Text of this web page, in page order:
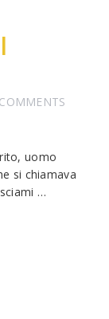
uomo
si chiamava
…